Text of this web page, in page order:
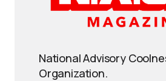
National Advisory
Organization.